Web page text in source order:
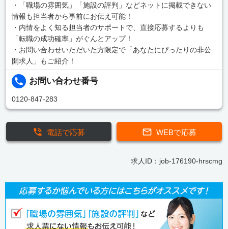
・「職場の雰囲気」「施設の評判」などネットに掲載できない
情報も担当者から事前にお伝え可能！
・内情をよく知る担当者のサポートで、直接応募するよりも
「転職の成功確率」がぐんとアップ！
・お問い合わせいただいた方限定で「あなたにぴったりの非公
開求人」もご紹介！
お問い合わせ番号
0120-847-283
WEBで応募
電話で応募
求人ID：job-176190-hrscmg